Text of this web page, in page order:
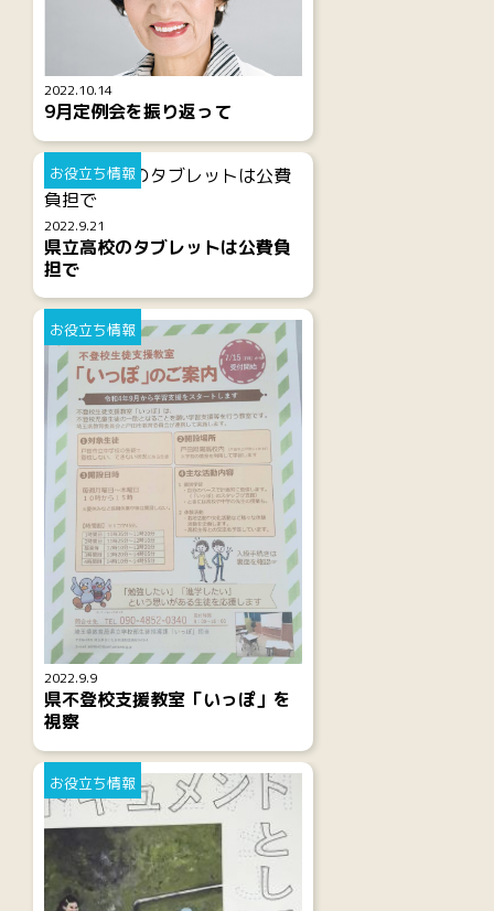
2022.10.14
9月定例会を振り返って
2022.9.21
お役立ち情報
県立高校のタブレットは公費負
担で
2022.9.9
お役立ち情報
県不登校支援教室「いっぽ」を
視察
お役立ち情報